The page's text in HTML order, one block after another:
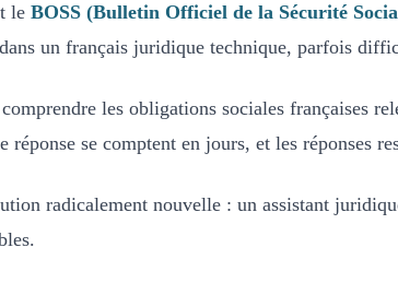
le BOSS (Bulletin Officiel de la Sécurité
un français juridique technique, parfois
les obligations sociales françaises
se comptent en jours, et les réponses
radicalement nouvelle : un assistant